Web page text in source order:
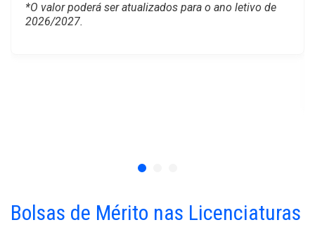
*O valor poderá ser atualizados para o ano letivo de
2026/2027.
Bolsas de Mérito nas Licenciaturas